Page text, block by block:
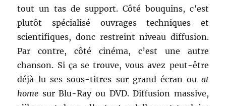
tout un tas de support. Côté bouquins, c’est
plutôt spécialisé ouvrages techniques et
scientifiques, donc restreint niveau diffusion.
Par contre, côté cinéma, c’est une autre
chanson. Si ça se trouve, vous avez peut-être
déjà lu ses sous-titres sur grand écran ou at
home sur Blu-Ray ou DVD. Diffusion massive,